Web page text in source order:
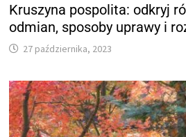
Kruszyna pospolita: odkryj
odmian, sposoby uprawy i
27 października, 2023